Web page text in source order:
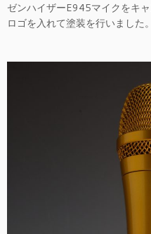
ゼンハイザーE945マイクをキ
ロゴを入れて塗装を行いました。